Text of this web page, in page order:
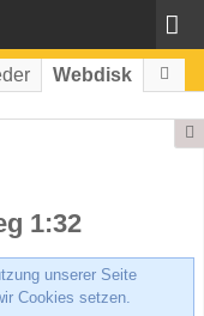
Webdisk
1:32
unserer Seite
Cookies setzen.